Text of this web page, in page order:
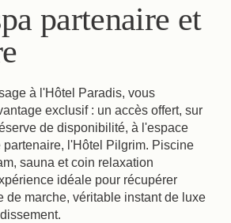
partenaire et
à l'Hôtel Paradis, vous
exclusif : un accès offert, sur
de disponibilité, à l'espace
partenaire, l'Hôtel Pilgrim. Piscine
sauna et coin relaxation
idéale pour récupérer
de marche, véritable instant de luxe